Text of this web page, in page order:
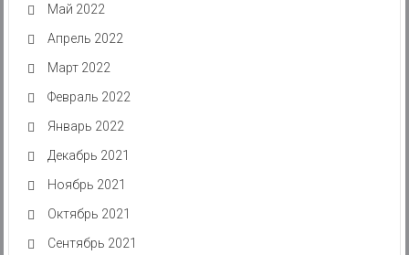
Май 2022
Апрель 2022
Март 2022
Февраль 2022
Январь 2022
Декабрь 2021
Ноябрь 2021
Октябрь 2021
Сентябрь 2021